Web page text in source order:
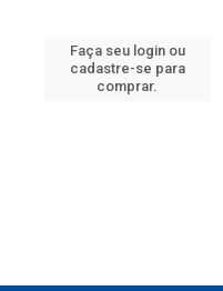
Faça seu login ou
cadastre-se para
comprar.